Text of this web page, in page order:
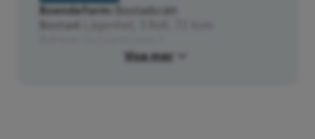
Boendeform
Bostadsrätt
Bostad
Visa mer